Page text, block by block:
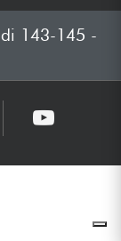
143-145 -